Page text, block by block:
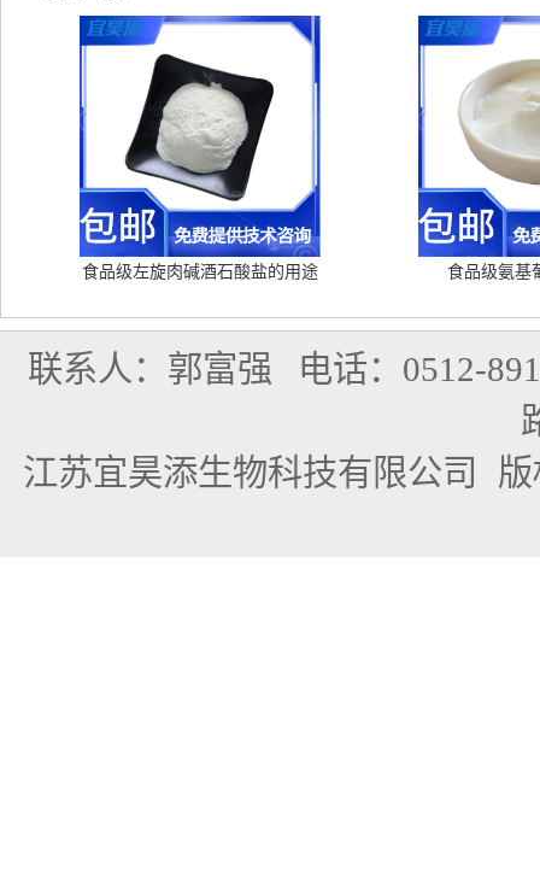
食品级左旋肉碱酒石酸盐的用途 食品级氨基
联系人：郭富强 电话：0512-
江苏宜昊添生物科技有限公司